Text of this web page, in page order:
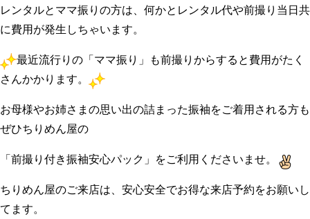
レンタルとママ振りの方は、何かとレンタル代や前撮り当日共
に費用が発生しちゃいます。
最近流行りの「ママ振り」も前撮りからすると費用がたく
さんかかります。
お母様やお姉さまの思い出の詰まった振袖をご着用される方も
ぜひちりめん屋の
「前撮り付き振袖安心パック」をご利用くださいませ。
ちりめん屋のご来店は、安心安全でお得な来店予約をお願いし
てます。